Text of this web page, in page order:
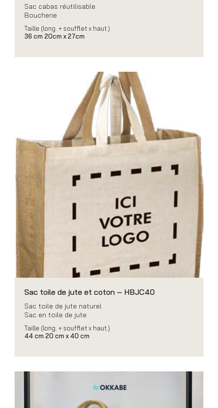
Sac cabas réutilisable
Boucherie
Taille (long. + soufflet x haut.)
36 cm 20cm x 27cm
Sac toile de jute et coton – HBJC40
Sac toile de jute naturel
Sac en toile de jute
Taille (long. + soufflet x haut.)
44 cm 20 cm x 40 cm